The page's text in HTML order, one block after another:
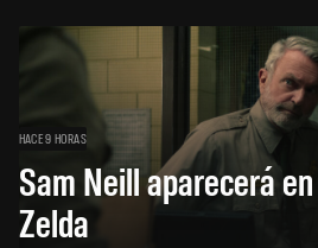
HACE 9 HORAS
Sam Neill aparecerá
Zelda